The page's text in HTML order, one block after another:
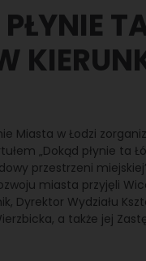
Miasta w Łodzi
„Dokąd płynie ta
przestrzeni
miasta przyjęli
Dyrektor Wydziału
a także jej